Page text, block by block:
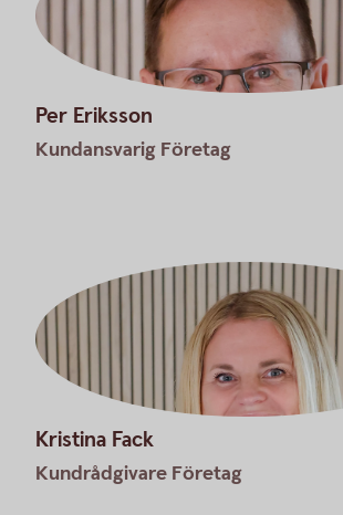
Per Eriksson
Kundansvarig Företag
Kristina Fack
Kundrådgivare Företag